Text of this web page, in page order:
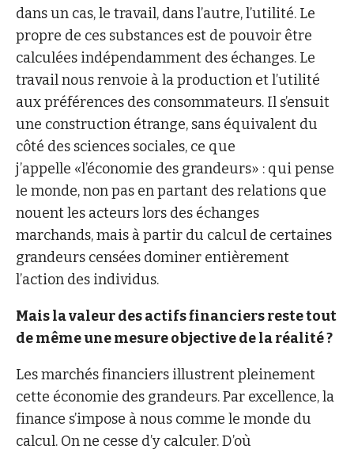
dans un cas, le travail, dans l’autre, l’utilité. Le
propre de ces substances est de pouvoir être
calculées indépendamment des échanges. Le
travail nous renvoie à la production et l’utilité
aux préférences des consommateurs. Il s’ensuit
une construction étrange, sans équivalent du
côté des sciences sociales, ce que
j’appelle «l’économie des grandeurs» : qui pense
le monde, non pas en partant des relations que
nouent les acteurs lors des échanges
marchands, mais à partir du calcul de certaines
grandeurs censées dominer entièrement
l’action des individus.
Mais la valeur des actifs financiers reste tout
de même une mesure objective de la réalité ?
Les marchés financiers illustrent pleinement
cette économie des grandeurs. Par excellence, la
finance s’impose à nous comme le monde du
calcul. On ne cesse d’y calculer. D’où